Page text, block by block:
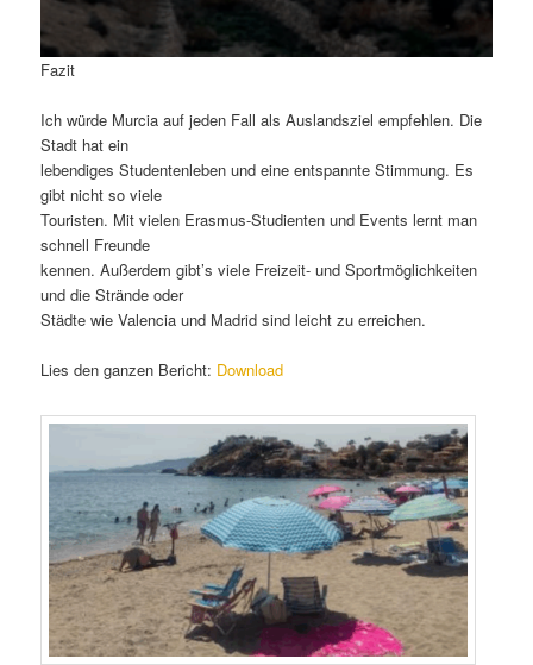
Fazit
Ich würde Murcia auf jeden Fall als Auslandsziel empfehlen. Die
Stadt hat ein
lebendiges Studentenleben und eine entspannte Stimmung. Es
gibt nicht so viele
Touristen. Mit vielen Erasmus-Studienten und Events lernt man
schnell Freunde
kennen. Außerdem gibt’s viele Freizeit- und Sportmöglichkeiten
und die Strände oder
Städte wie Valencia und Madrid sind leicht zu erreichen.
Lies den ganzen Bericht: Download